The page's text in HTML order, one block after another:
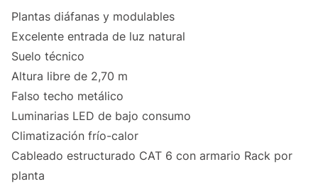
Plantas diáfanas y modulables
Excelente entrada de luz natural
Suelo técnico
Altura libre de 2,70 m
Falso techo metálico
Luminarias LED de bajo consumo
Climatización frío-calor
Cableado estructurado CAT 6 con armario Rack por
planta